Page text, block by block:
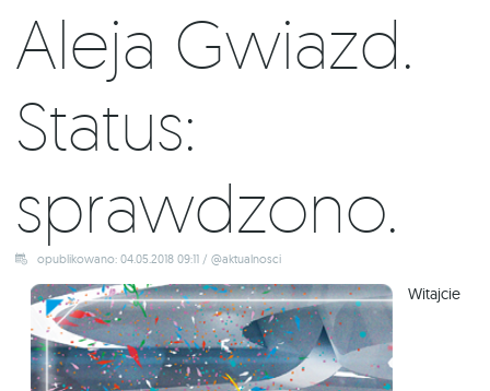
Aleja Gwiazd.
Status:
sprawdzono.
opublikowano: 04.05.2018 09:11 / @aktualnosci
Witajcie